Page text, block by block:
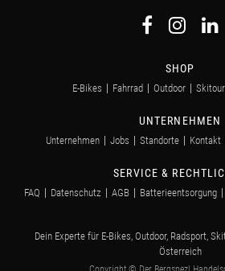
SHOP
E-Bikes Fahrrad Outdoor
UNTERNEHMEN
Unternehmen Jobs Standorte Kontakt
SERVICE &
FAQ Datenschutz AGB Batterieentsorgung
Dein Experte für E-Bikes, Outdoor, Radsport,
Österreich